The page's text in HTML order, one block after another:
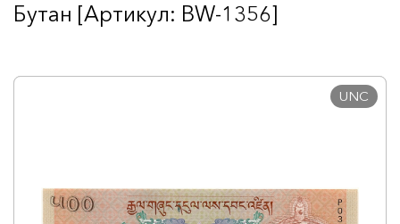
Бутан [Артикул: BW-1356]
UNC